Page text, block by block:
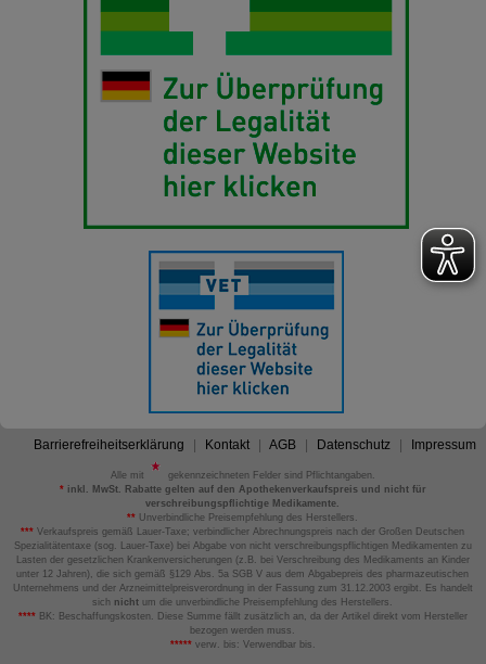
Barrierefreiheitserklärung Kontakt AGB Datenschutz Impressum
Alle mit
gekennzeichneten Felder sind Pflichtangaben.
*inkl. MwSt. Rabatte gelten auf den Apothekenverkaufspreis und nicht für
verschreibungspflichtige Medikamente.
** Unverbindliche Preisempfehlung des Herstellers.
*** Verkaufspreis gemäß Lauer-Taxe; verbindlicher Abrechnungspreis nach der Großen Deutschen
Spezialitätentaxe (sog. Lauer-Taxe) bei Abgabe von nicht verschreibungspflichtigen Medikamenten zu
Lasten der gesetzlichen Krankenversicherungen (z.B. bei Verschreibung des Medikaments an Kinder
unter 12 Jahren), die sich gemäß §129 Abs. 5a SGB V aus dem Abgabepreis des pharmazeutischen
Unternehmens und der Arzneimittelpreisverordnung in der Fassung zum 31.12.2003 ergibt. Es handelt
sich nicht um die unverbindliche Preisempfehlung des Herstellers.
****BK: Beschaffungskosten. Diese Summe fällt zusätzlich an, da der Artikel direkt vom Hersteller
bezogen werden muss.
*****verw. bis: Verwendbar bis.